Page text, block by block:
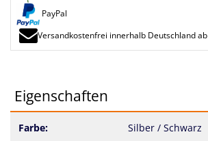
PayPal
Versandkostenfrei innerhalb Deutschland
Eigenschaften
Farbe: Silber / Schwarz